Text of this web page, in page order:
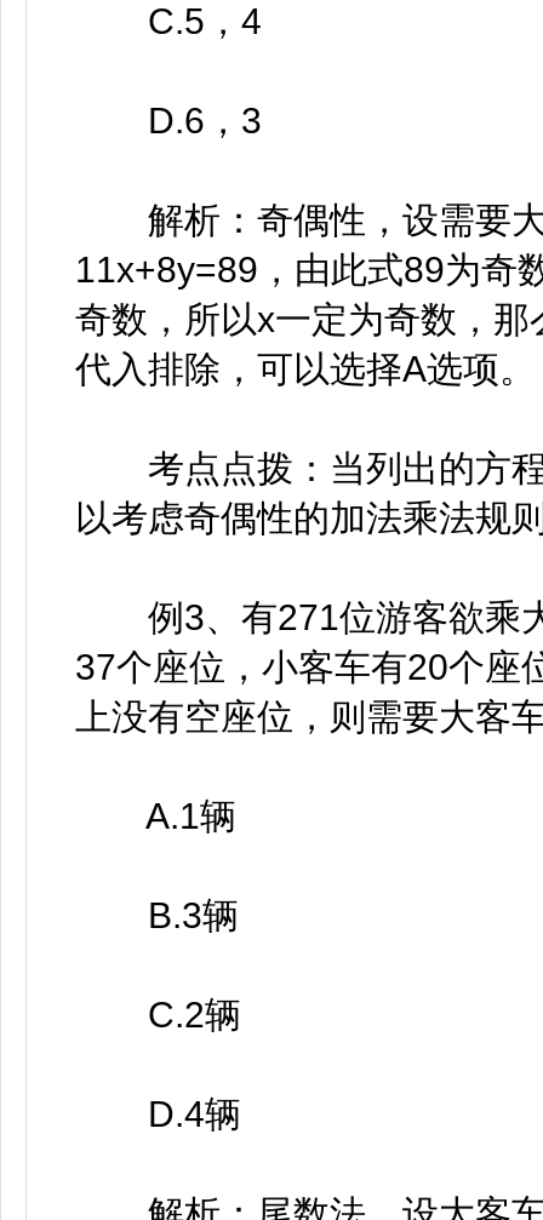
C.5，4
D.6，3
解析：奇偶性，设需要大
11x+8y=89，由此式89为奇
奇数，所以x一定为奇数，
代入排除，可以选择A选项。
考点点拨：当列出的方程
以考虑奇偶性的加法乘法规
例3、有271位游客欲乘
37个座位，小客车有20个座
上没有空座位，则需要大客
A.1辆
B.3辆
C.2辆
D.4辆